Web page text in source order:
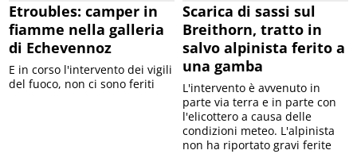
Etroubles: camper in
fiamme nella galleria
di Echevennoz
E in corso l'intervento dei vigili
del fuoco, non ci sono feriti
Scarica di sassi sul
Breithorn, tratto in
salvo alpinista ferito a
una gamba
L'intervento è avvenuto in
parte via terra e in parte con
l'elicottero a causa delle
condizioni meteo. L'alpinista
non ha riportato gravi ferite